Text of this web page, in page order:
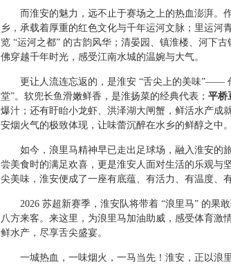
而淮安的魅力，远不止于赛场之上的热血澎湃。
乡，承载着厚重的红色文化与千年运河文脉；里运
览 “运河之都” 的古韵风华；清晏园、镇淮楼、河下
佛穿越千年时光，感受江南水城的温婉与大气。
更让人流连忘返的，是淮安 “舌尖上的美味”——
堂”。软兜长鱼滑嫩鲜香，是淮扬菜的经典代表； 平桥
爆汁；还有盱眙小龙虾、洪泽湖大闸蟹，鲜活水产成
安烟火气的极致体现，让味蕾沉醉在水乡的鲜醇之中。
如今，浪里马精神早已走出足球场，融入淮安的
尝美食时的满足欢喜，更是淮安人面对生活的乐观与
尖美味，淮安便成了一座有底蕴、有活力、有温度、
2026 苏超新赛季，淮安队将带着 “浪里马” 的果
八方来客。来这里，为浪里马加油助威，感受体育
鲜水产，尽享舌尖盛宴。
一城热血，一味烟火，一马当先！淮安，正以浪